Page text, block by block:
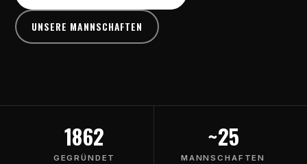
UNSERE MANNSCHAFTEN
1862
GEGRÜNDET
~25
MANNSCHAFTEN